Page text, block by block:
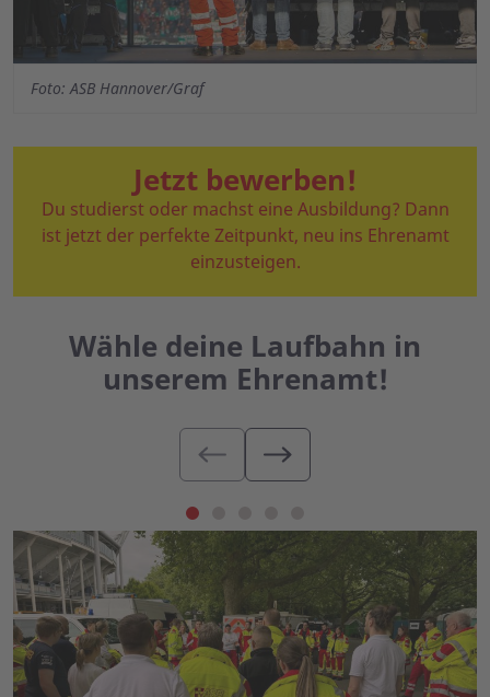
Foto: ASB Hannover/Graf
Jetzt bewerben!
Du studierst oder machst eine Ausbildung? Dann
ist jetzt der perfekte Zeitpunkt, neu ins Ehrenamt
einzusteigen.
Wähle deine Laufbahn in
unserem Ehrenamt!